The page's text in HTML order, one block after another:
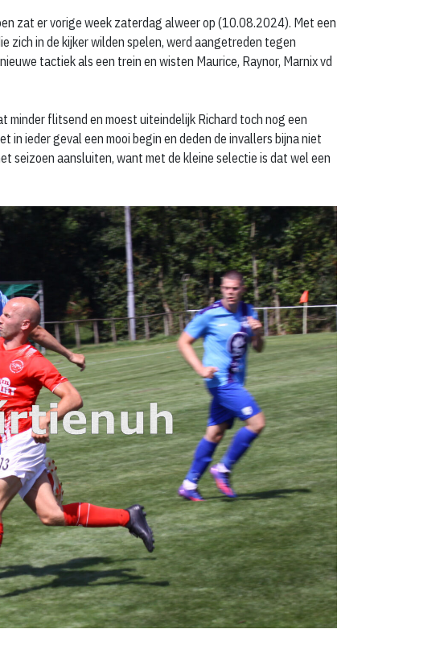
zat er vorige week zaterdag alweer op (10.08.2024). Met een
zich in de kijker wilden spelen, werd aangetreden tegen
tactiek als een trein en wisten Maurice, Raynor, Marnix vd
minder flitsend en moest uiteindelijk Richard toch nog een
in ieder geval een mooi begin en deden de invallers bijna niet
seizoen aansluiten, want met de kleine selectie is dat wel een